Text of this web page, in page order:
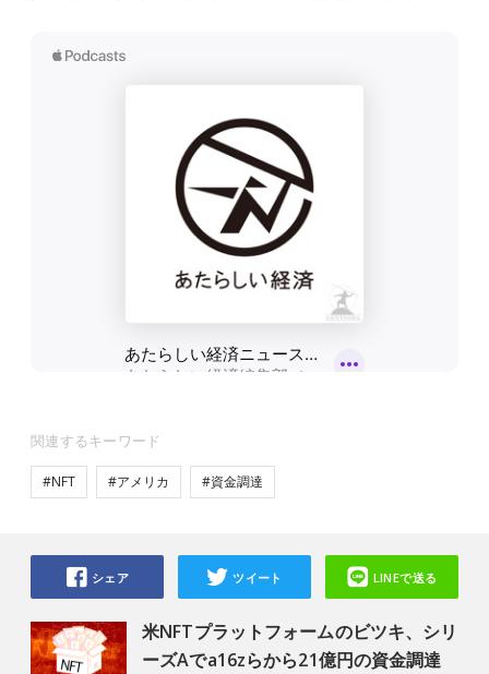
関連するキーワード
#NFT #アメリカ #資金調達
米NFTプラットフォームのビツキ、シリ
ーズAでa16zらから21億円の資金調達
シェア ツイート LINEで送る